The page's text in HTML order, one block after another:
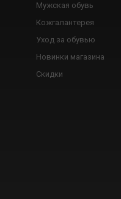
Мужская обувь
Кожгалантерея
Уход за обувью
Новинки магазина
Скидки